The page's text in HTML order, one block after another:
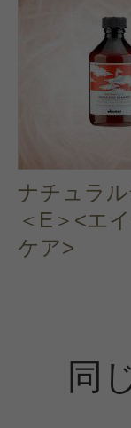
こ
CT会
らク
ント
ナチュラ
＜E＞<エ
ケア>
同